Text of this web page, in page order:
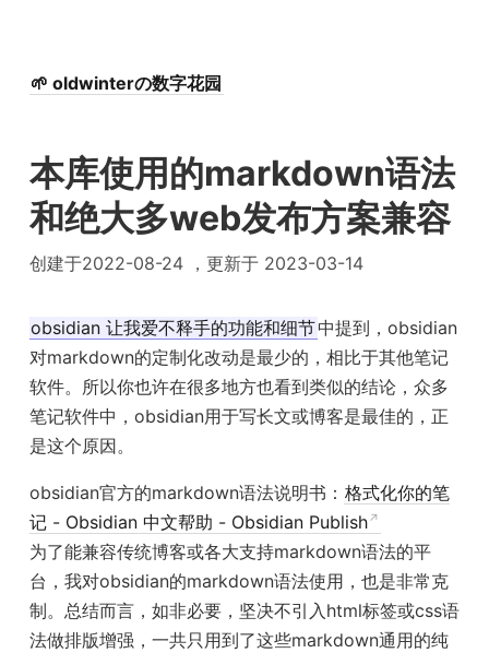
🌱 oldwinterの数字花园
本库使用的markdown语法
和绝大多web发布方案兼容
创建于2022-08-24 ，更新于 2023-03-14
obsidian 让我爱不释手的功能和细节中提到，obsidian
对markdown的定制化改动是最少的，相比于其他笔记
软件。所以你也许在很多地方也看到类似的结论，众多
笔记软件中，obsidian用于写长文或博客是最佳的，正
是这个原因。
obsidian官方的markdown语法说明书： 格式化你的笔
记 - Obsidian 中文帮助 - Obsidian Publish
为了能兼容传统博客或各大支持markdown语法的平
台，我对obsidian的markdown语法使用，也是非常克
制。总结而言，如非必要，坚决不引入html标签或css语
法做排版增强，一共只用到了这些markdown通用的纯